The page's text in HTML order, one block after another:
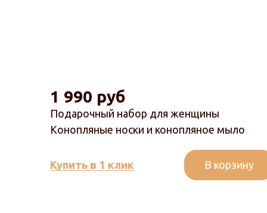
Подарочный набор для женщины
Конопляные носки и конопляное мыло
1 990 руб
Купить в 1 клик В корзину